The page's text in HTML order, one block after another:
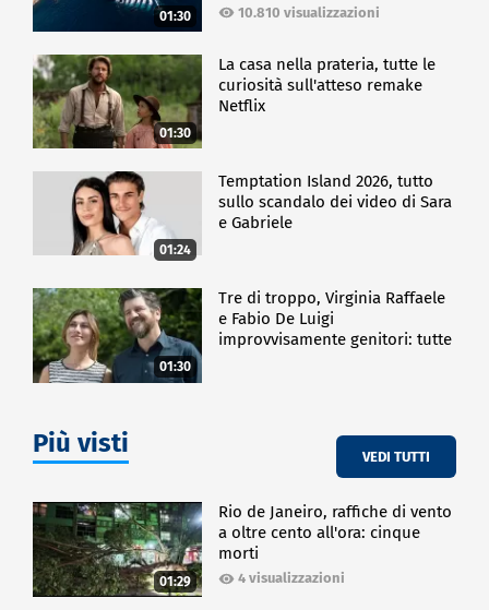
01:30 10.810 visualizzazioni
01:30
La casa nella prateria, tutte le
curiosità sull'atteso remake
Netflix
01:24
Temptation Island 2026, tutto
sullo scandalo dei video di Sara
e Gabriele
01:30
Tre di troppo, Virginia Raffaele
e Fabio De Luigi
improvvisamente genitori: tutte
Più visti VEDI TUTTI
01:29
Rio de Janeiro, raffiche di vento
a oltre cento all'ora: cinque
morti
4 visualizzazioni